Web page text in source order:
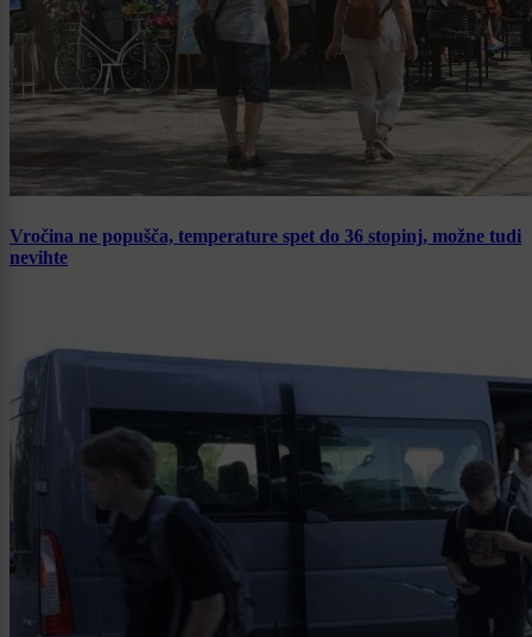
Vročina ne popušča, temperature spet do 36 stopinj, možne tudi
nevihte